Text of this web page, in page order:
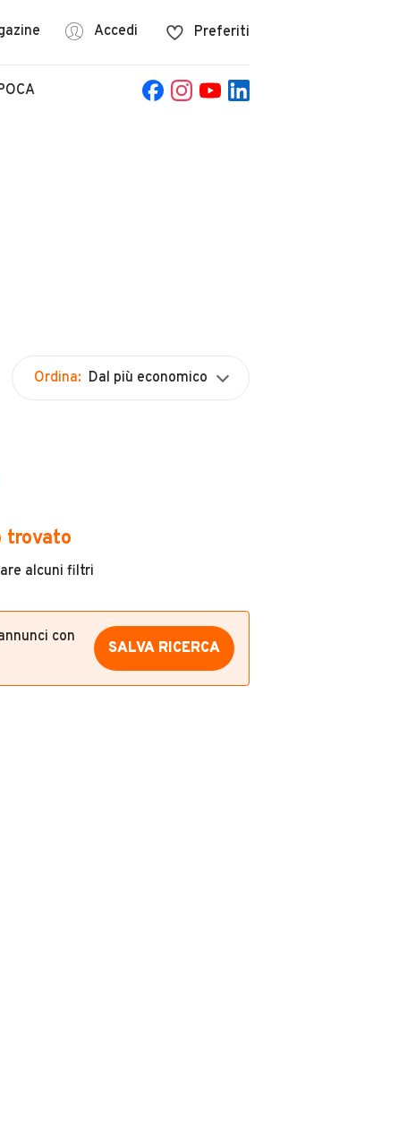
Accedi Preferiti
Ordina: Dal più economico
trovato
alcuni filtri
con
SALVA RICERCA